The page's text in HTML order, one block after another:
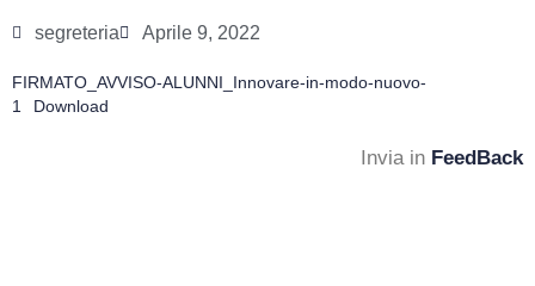
segreteria Aprile 9, 2022
FIRMATO_AVVISO-ALUNNI_Innovare-in-modo-nuovo-
1
Download
Invia in FeedBack